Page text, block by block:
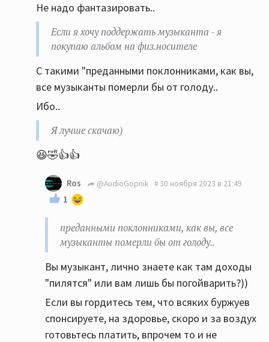
Если я хочу поддержать музыканта - я покупаю
альбом на физ.носителе. ТОЛЬКО наличие
физической копии является подтверждением
того, что вы купили альбом (не читаем
маленькие буковки на обратной стороне
обложки про копирование только) а уж башлять
денюжки буржуям, за пользование их сервисом,
я не стану. Пусть без меня обогощаются. Я
лучше скачаю)
Не надо фантазировать..
Если я хочу поддержать музыканта - я
покупаю альбом на физ.носителе
С такими "преданными поклонниками, как вы,
все музыканты померли бы от голоду..
Ибо..
Я лучше скачаю)
😆🤣👍👍
Ros @AudioGopnik 30 ноября 2023 в 21:49
1
преданными поклонниками, как вы, все
музыканты померли бы от голоду..
Вы музыкант, лично знаете как там доходы
"пилятся" или вам лишь бы погойварить?))
Если вы гордитесь тем, что всяких буржуев
спонсируете, на здоровье, скоро и за воздух
готовьтесь платить, впрочем то и не